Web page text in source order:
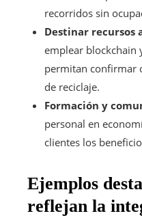
recorridos sin
Destinar
emplear blockchain
permitan confirmar
de reciclaje.
Formación y
personal en
clientes los
Ejemplos
reflejan la